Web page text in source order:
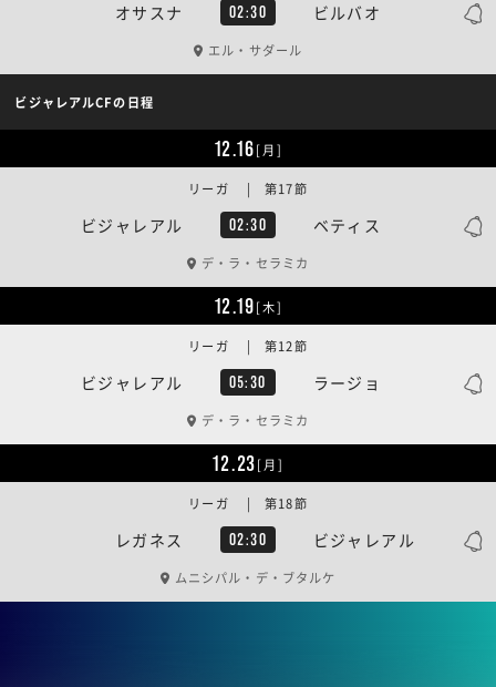
オサスナ 02:30 ビルバオ
エル・サダール
ビジャレアルCFの日程
12.16[月]
ビジャレアル 02:30 ベティス
リーガ | 第17節
デ・ラ・セラミカ
12.19[木]
ビジャレアル 05:30 ラージョ
リーガ | 第12節
デ・ラ・セラミカ
12.23[月]
レガネス 02:30 ビジャレアル
リーガ | 第18節
ムニシパル・デ・ブタルケ